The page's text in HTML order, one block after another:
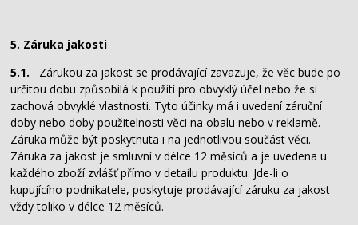
5. Záruka jakosti
5.1. Zárukou za jakost se prodávající zavazuje, že věc bude po
určitou dobu způsobilá k použití pro obvyklý účel nebo že si
zachová obvyklé vlastnosti. Tyto účinky má i uvedení záruční
doby nebo doby použitelnosti věci na obalu nebo v reklamě.
Záruka může být poskytnuta i na jednotlivou součást věci.
Záruka za jakost je smluvní v délce 12 měsíců a je uvedena u
každého zboží zvlášť přímo v detailu produktu. Jde-li o
kupujícího-podnikatele, poskytuje prodávající záruku za jakost
vždy toliko v délce 12 měsíců.